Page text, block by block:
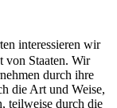
interessieren wir
von Staaten. Wir
durch ihre
die Art und Weise,
teilweise durch die